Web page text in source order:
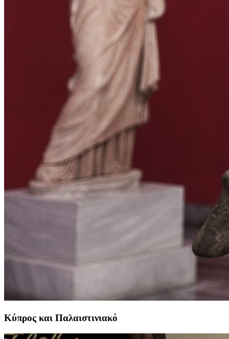
Κύπρος και Παλαιστινιακό